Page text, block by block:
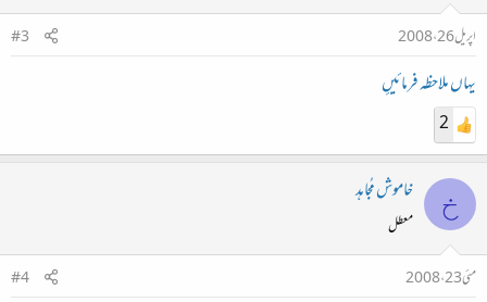
اپریل 26، 2008
#3
یہاں ملاحظہ فرمائیںٕ
2
خ خاموش مُجاہد
معطل
مئی 23، 2008
#4